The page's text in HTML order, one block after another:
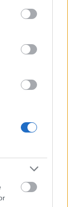
may click to
tags to
Google